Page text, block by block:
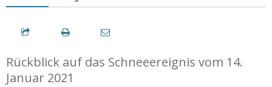
Rückblick auf das Schneeereignis vom 14.
Januar 2021